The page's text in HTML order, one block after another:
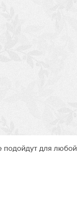
подойдут для любой